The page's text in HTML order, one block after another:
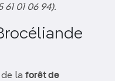
01 06 94).
la forêt de